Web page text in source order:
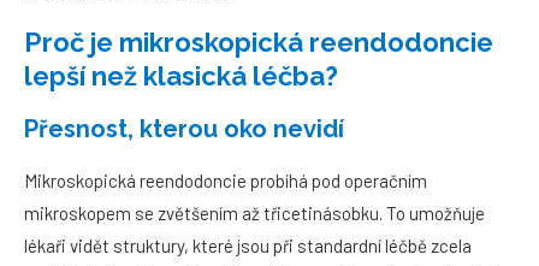
Proč je mikroskopická reendodoncie
lepší než klasická léčba?
Přesnost, kterou oko nevidí
Mikroskopická reendodoncie probíhá pod operačním
mikroskopem se zvětšením až třicetinásobku. To umožňuje
lékaři vidět struktury, které jsou při standardní léčbě zcela